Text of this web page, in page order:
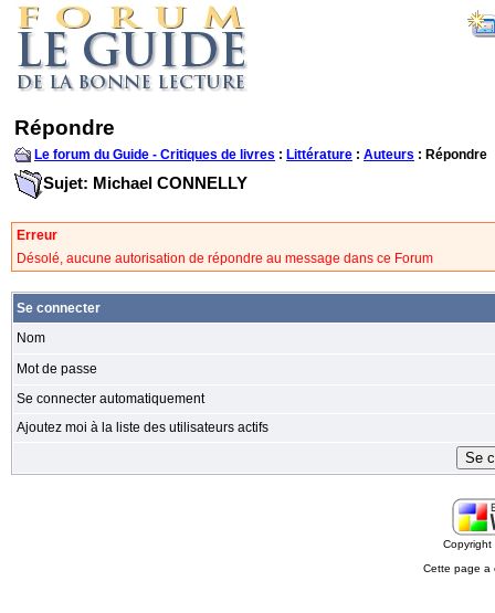
Répondre
Le forum du Guide - Critiques de livres : Littérature : Auteurs : Répondre
Sujet: Michael CONNELLY
Erreur
Désolé, aucune autorisation de répondre au message dans ce Forum
Se connecter
Nom
Mot de passe
Se connecter automatiquement
Ajoutez moi à la liste des utilisateurs actifs
Cette page a